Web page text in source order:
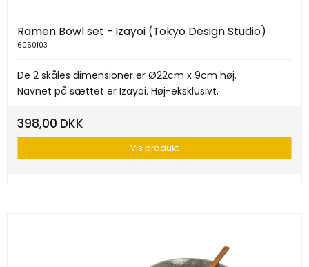
Ramen Bowl set - Izayoi (Tokyo Design Studio)
6050103
De 2 skåles dimensioner er Ø22cm x 9cm høj.
Navnet på sættet er Izayoi. Høj-eksklusivt.
398,00 DKK
Vis produkt